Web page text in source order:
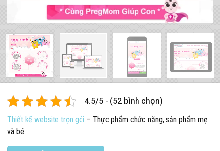
4.5/5 - (52 bình chọn)
Thiết kế website trọn gói – Thực phẩm chức năng, sản phẩm mẹ
và bé.